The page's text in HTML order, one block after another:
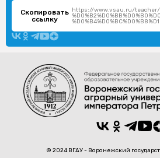
Скопировать
ссылку
https://www.vsau.ru/teacher/
© 2024 ВГАУ - Воронежский